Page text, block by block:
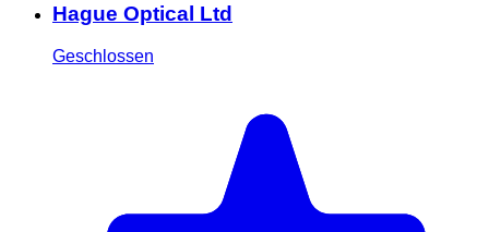
Hague Optical Ltd
Geschlossen